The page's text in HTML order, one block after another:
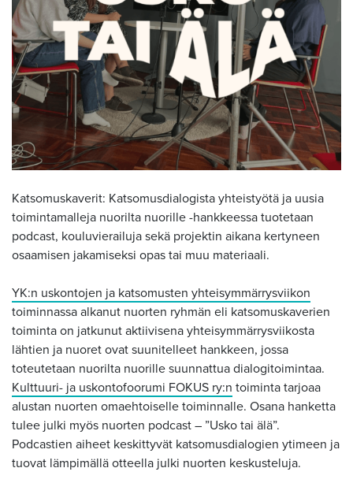
Katsomuskaverit: Katsomusdialogista yhteistyötä ja uusia
toimintamalleja nuorilta nuorille -hankkeessa tuotetaan
podcast, kouluvierailuja sekä projektin aikana kertyneen
osaamisen jakamiseksi opas tai muu materiaali.
YK:n uskontojen ja katsomusten yhteisymmärrysviikon
toiminnassa alkanut nuorten ryhmän eli katsomuskaverien
toiminta on jatkunut aktiivisena yhteisymmärrysviikosta
lähtien ja nuoret ovat suunitelleet hankkeen, jossa
toteutetaan nuorilta nuorille suunnattua dialogitoimintaa.
Kulttuuri- ja uskontofoorumi FOKUS ry:n toiminta tarjoaa
alustan nuorten omaehtoiselle toiminnalle. Osana hanketta
tulee julki myös nuorten podcast – ”Usko tai älä”.
Podcastien aiheet keskittyvät katsomusdialogien ytimeen ja
tuovat lämpimällä otteella julki nuorten keskusteluja.